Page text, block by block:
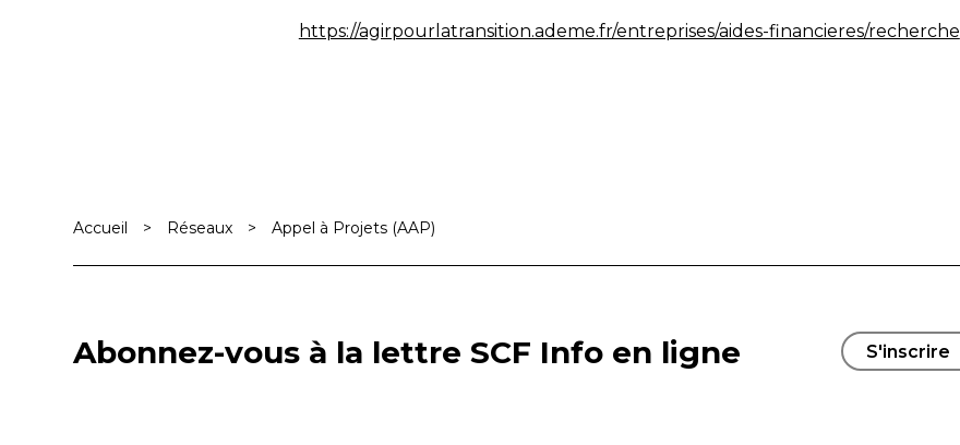
https://agirpourlatransition.ademe.fr/entreprises/aides-financieres/recherche
Accueil > Réseaux > Appel à Projets (AAP)
Abonnez-vous à la lettre SCF Info en ligne S'inscrire